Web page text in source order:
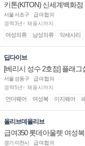
키톤(KITON) 신세계백화
서울 서초구
급여협의
경력3년↑ 채용시까지
여성의류 남성의류 악세사리
딥다이브
[베리시 성수 2호점] 플래
수당 지급)
서울 성동구
급여협의
경력5년↑ 채용시까지
언더웨어 여성복 이지웨어
올리브데올리브
급여350 롯데아울렛 여성
경기 이천시
급여협의